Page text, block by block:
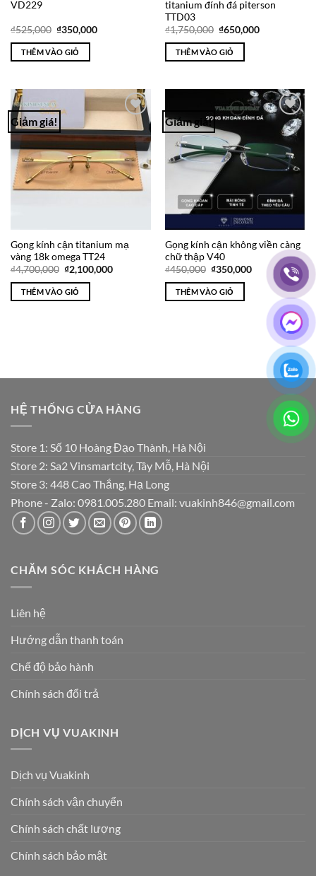
VD229
₫525,000 Giá
là:
₫525,000.
₫350,000Giá
THÊM VÀO GIỎ
titanium đính đá piterson
TTD03
₫1,750,000 Giá
là:
₫1,750,000.
₫650,000Giá
THÊM VÀO GIỎ
Giảm giá!
Wishlist
Gọng kính cận titanium mạ
vàng 18k omega TT24
₫4,700,000 Giá
gốc
là:
₫4,700,000.
₫2,100,000Giá
THÊM VÀO GIỎ
Giảm giá!
Add to
Wishlist
Gọng kính cận không viền càng
chữ thập V40
₫450,000 Giá
là:
₫450,000.
₫350,000Giá
₫350,000.
THÊM VÀO GIỎ
HỆ THỐNG CỬA HÀNG
Store 1: Số 10 Hoàng Đạo Thành, Hà Nội
Store 2: Sa2 Vinsmartcity, Tây Mỗ, Hà Nội
Store 3: 448 Cao Thắng, Hạ Long
Phone - Zalo: 0981.005.280 Email: vuakinh846@gmail.com
CHĂM SÓC KHÁCH HÀNG
Liên hệ
Hướng dẫn thanh toán
Chế độ bảo hành
Chính sách đổi trả
DỊCH VỤ VUAKINH
Dịch vụ Vuakinh
Chính sách vận chuyển
Chính sách chất lượng
Chính sách bảo mật